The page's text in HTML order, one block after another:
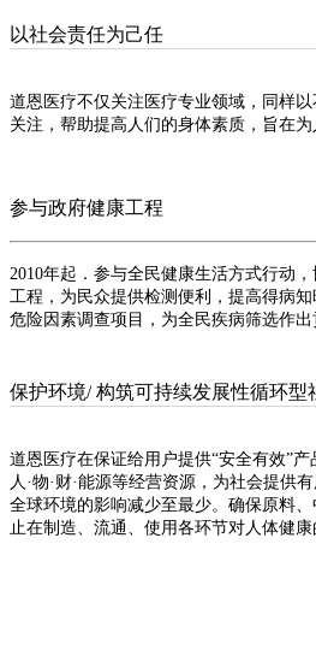
以社会责任为己任
道恩医疗不仅关注医疗专业领域，同样
关注，帮助提高人们的身体素质，旨在为
参与政府健康工程
2010年起．参与全民健康生活方式行动
工程，为民众提供检测便利，提高得病
危险因素调查项目，为全民疾病筛选作出
保护环境/ 构筑可持续发展性循环型
道恩医疗在保证给用户提供“安全有效”产
人·物·财·能源等经营资源，为社会提供
全球环境的影响减少至最少。确保原料
止在制造、流通、使用各环节对人体健康